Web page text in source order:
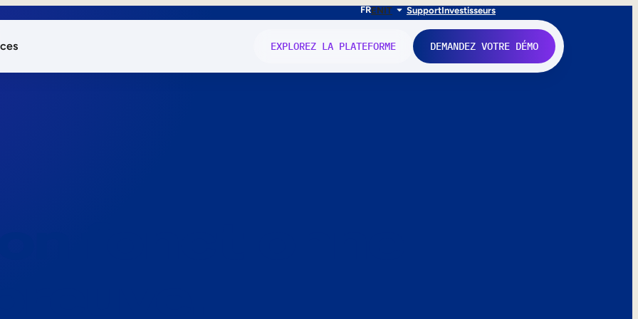
FRENIT SupportInvestisseurs
EXPLOREZ LA PLATEFORME DEMANDEZ VOTRE DÉMO